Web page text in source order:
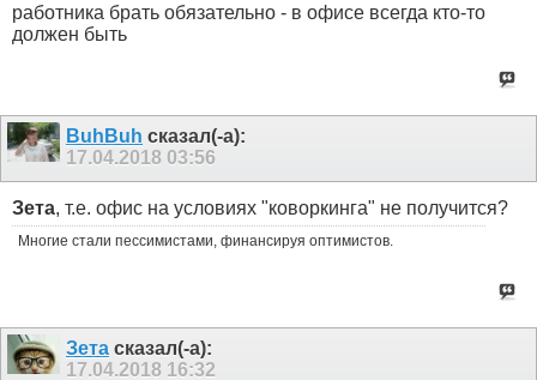
работника брать обязательно - в офисе всегда кто-то
должен быть
BuhBuh сказал(-а):
17.04.2018 03:56
Зета, т.е. офис на условиях "коворкинга" не получится?
Многие стали пессимистами, финансируя оптимистов.
Зета сказал(-а):
17.04.2018 16:32